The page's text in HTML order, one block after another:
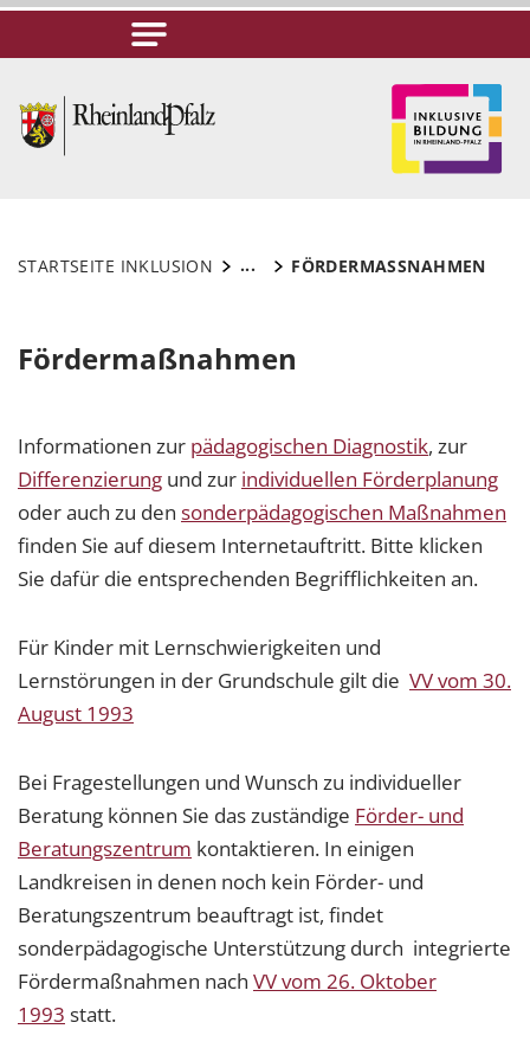
STARTSEITE INKLUSION ... FÖRDERMASSNAHMEN
Fördermaßnahmen
Informationen zur pädagogischen Diagnostik, zur
Differenzierung und zur individuellen Förderplanung
oder auch zu den sonderpädagogischen Maßnahmen
finden Sie auf diesem Internetauftritt. Bitte klicken
Sie dafür die entsprechenden Begrifflichkeiten an.
Für Kinder mit Lernschwierigkeiten und
Lernstörungen in der Grundschule gilt die VV vom 30.
August 1993
Bei Fragestellungen und Wunsch zu individueller
Beratung können Sie das zuständige Förder- und
Beratungszentrum kontaktieren. In einigen
Landkreisen in denen noch kein Förder- und
Beratungszentrum beauftragt ist, findet
sonderpädagogische Unterstützung durch integrierte
Fördermaßnahmen nach VV vom 26. Oktober
1993 statt.